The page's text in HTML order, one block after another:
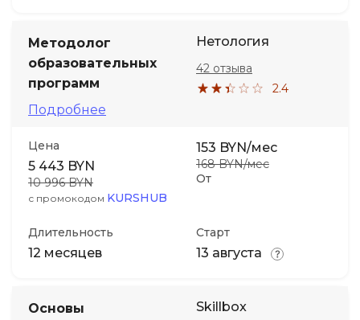
Методолог
образовательных
программ
Подробнее
Нетология
2.4
42 отзыва
Цена
5 443 BYN
10 996 BYN
с промокодом KURSHUB
От
153 BYN/мес
168 BYN/мес
Длительность
12 месяцев
Старт
13 августа
Основы
Skillbox